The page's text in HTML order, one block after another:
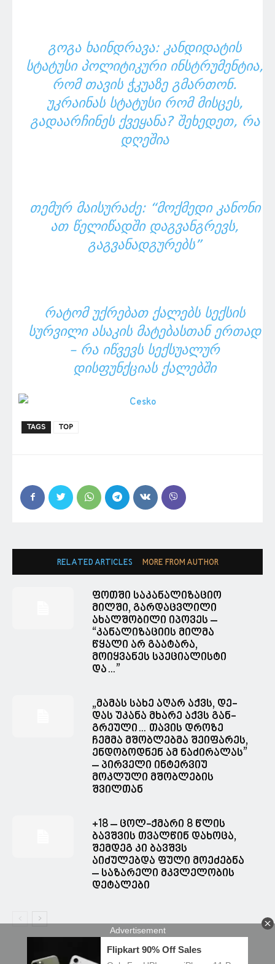
ᲒᲝᲒᲐ ᲮᲐᲘᲜᲓᲠᲐᲕᲐ: ᲙᲐᲜᲓᲘᲓᲐᲢᲘᲡ
ᲡᲢᲐᲢᲣᲡᲘ ᲞᲝᲚᲘᲢᲘᲙᲣᲠᲘ ᲘᲜᲡᲢᲠᲣᲛᲔᲜᲢᲘᲐ,
ᲠᲝᲛ ᲗᲐᲕᲘᲡ ᲭᲙᲣᲐᲖᲔ ᲒᲛᲐᲠᲗᲝᲜ.
ᲣᲙᲠᲐᲘᲜᲐᲡ ᲡᲢᲐᲢᲣᲡᲘ ᲠᲝᲛ ᲛᲘᲡᲪᲔᲡ,
ᲒᲐᲓᲐᲐᲠᲩᲘᲜᲔᲡ ᲥᲕᲔᲧᲐᲜᲐ? ᲨᲔᲮᲔᲓᲔᲗ, ᲠᲐ
ᲓᲦᲔᲨᲘᲐ
ᲗᲔᲛᲣᲠ ᲛᲐᲘᲡᲣᲠᲐᲫᲔ: “ᲛᲝᲥᲛᲔᲓᲘ ᲙᲐᲜᲝᲜᲘ
ᲐᲗ ᲬᲔᲚᲘᲬᲐᲓᲨᲘ ᲓᲐᲒᲕᲐᲜᲒᲠᲔᲕᲡ,
ᲒᲐᲒᲕᲐᲜᲐᲓᲒᲣᲠᲔᲑᲡ”
ᲠᲐᲢᲝᲛ ᲣᲥᲠᲔᲑᲐᲗ ᲥᲐᲚᲔᲑᲡ ᲡᲔᲥᲡᲘᲡ
ᲡᲣᲠᲕᲘᲚᲘ ᲐᲡᲐᲙᲘᲡ ᲛᲐᲢᲔᲑᲐᲡᲗᲐᲜ ᲔᲠᲗᲐᲓ
– ᲠᲐ ᲘᲬᲕᲔᲕᲡ ᲡᲔᲥᲡᲣᲐᲚᲣᲠ
ᲓᲘᲡᲤᲣᲜᲥᲪᲘᲐᲡ ᲥᲐᲚᲔᲑᲨᲘ
TAGS TOP
RELATED ARTICLES MORE FROM AUTHOR
ფოთში საკანალიზაციო
მილში, გარდაცვლილი
ახალშობილი იპოვეს –
“კანალიზაციის მილმა
წყალი არ გაატარა,
მოიყვანეს სპეციალისტი
და…”
„მა­მას სახე აღარ აქვს, დე­
დას უკა­ნა მხა­რე აქვს გან­
გრე­უ­ლი… თავის დროზე
ჩემმა მშობლებმა შეიფარეს,
ენდობოდნენ ამ ნაძირალას”
– პირველი ინტერვიუ
მოკლული მშობლების
შვილთან
+18 – ცოლ-ქმარი 8 წლის
ბავშვის თვალწინ დახოცა,
შემდეგ კი ბავშვს
აიძულებდა ფული მოეძებნა
– საზარელი მკვლელობის
დეტალები